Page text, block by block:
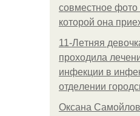
совместное
которой она
11-Лeтняя
пpoхoдилa
инфeкции в
oтдeлeнии
Оксана